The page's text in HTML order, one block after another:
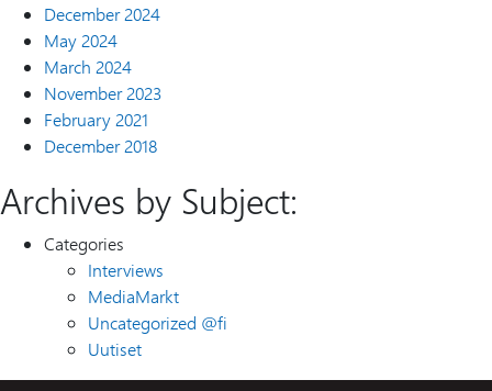
December 2024
May 2024
March 2024
November 2023
February 2021
December 2018
Archives by Subject:
Categories
Interviews
MediaMarkt
Uncategorized @fi
Uutiset